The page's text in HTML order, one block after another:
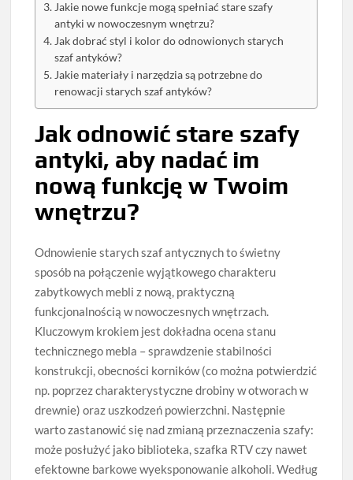
Jakie nowe funkcje mogą spełniać stare szafy
antyki w nowoczesnym wnętrzu?
Jak dobrać styl i kolor do odnowionych starych
szaf antyków?
Jakie materiały i narzędzia są potrzebne do
renowacji starych szaf antyków?
Jak odnowić stare szafy
antyki, aby nadać im
nową funkcję w Twoim
wnętrzu?
Odnowienie starych szaf antycznych to świetny
sposób na połączenie wyjątkowego charakteru
zabytkowych mebli z nową, praktyczną
funkcjonalnością w nowoczesnych wnętrzach.
Kluczowym krokiem jest dokładna ocena stanu
technicznego mebla – sprawdzenie stabilności
konstrukcji, obecności korników (co można potwierdzić
np. poprzez charakterystyczne drobiny w otworach w
drewnie) oraz uszkodzeń powierzchni. Następnie
warto zastanowić się nad zmianą przeznaczenia szafy:
może posłużyć jako biblioteka, szafka RTV czy nawet
efektowne barkowe wyeksponowanie alkoholi. Według